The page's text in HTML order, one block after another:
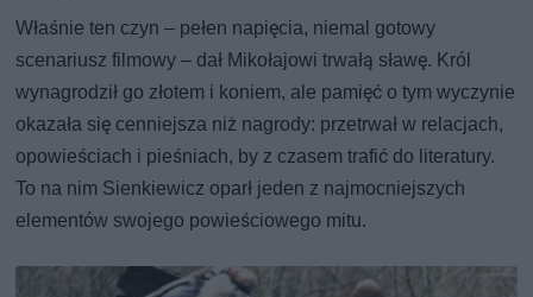
Właśnie ten czyn – pełen napięcia, niemal gotowy
scenariusz filmowy – dał Mikołajowi trwałą sławę. Król
wynagrodził go złotem i koniem, ale pamięć o tym wyczynie
okazała się cenniejsza niż nagrody: przetrwał w relacjach,
opowieściach i pieśniach, by z czasem trafić do literatury.
To na nim Sienkiewicz oparł jeden z najmocniejszych
elementów swojego powieściowego mitu.